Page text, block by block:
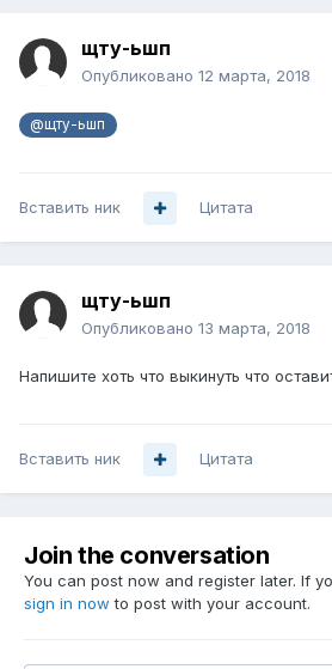
щту-ьшп
Опубликовано 12 марта, 2018
@щту-ьшп
Вставить ник Цитата
щту-ьшп
Опубликовано 13 марта, 2018
Напишите хоть что выкинуть что
Вставить ник Цитата
Join the conversation
You can post now and register later. If
sign in now to post with your account.